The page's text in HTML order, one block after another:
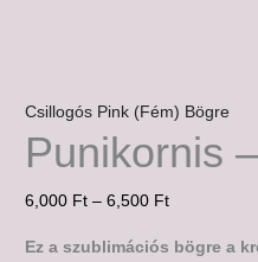
Csillogós Pink (Fém) Bögre
Punikornis
6,000 Ft – 6,500 Ft
Ez a szublimációs bögre a